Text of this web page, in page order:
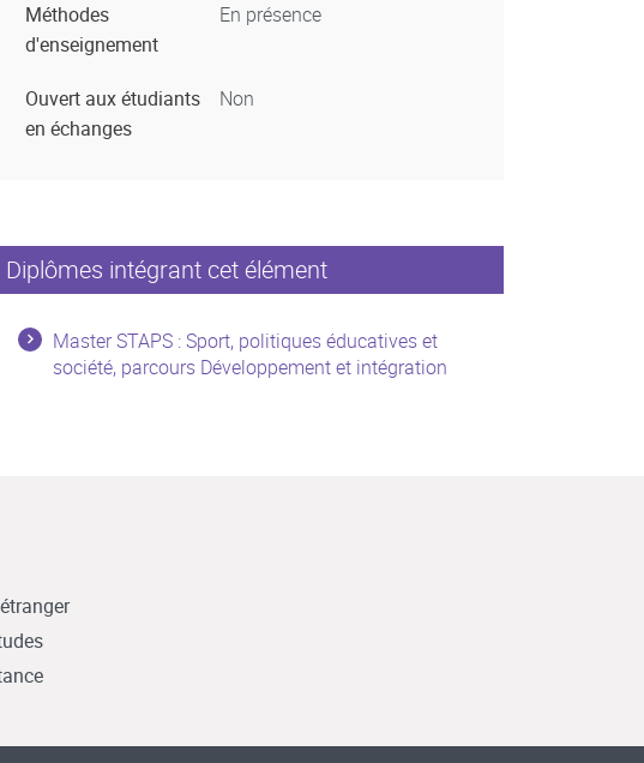
Méthodes
d'enseignement
En présence
Ouvert aux étudiants
en échanges
Non
Diplômes intégrant cet élément
Master STAPS : Sport, politiques éducatives et
société, parcours Développement et intégration